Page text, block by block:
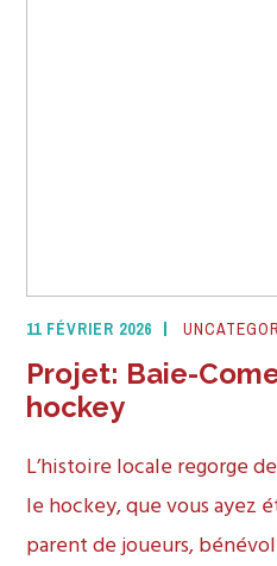
11 FÉVRIER 2026
Projet: Baie-
hockey
L’histoire locale regorge
le hockey, que vous ayez
parent de joueurs,